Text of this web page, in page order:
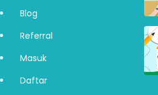
Blog
Referral
Masuk
Daftar